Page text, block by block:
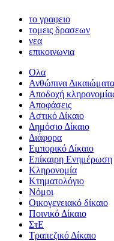
το γραφειο
τομεις δρασεων
νεα
επικοινωνια
Ολα
Ανθώπινα Δικαιώματα
Aποδοχή
Αποφάσεις
Αστικό Δίκαιο
Δημόσιο Δίκαιο
Διάφορα
Εμπορικό Δίκαιο
Επίκαιρη Ενημέρωση
Kληρονομία
Κτηματολόγιο
Νόμοι
Οικογενειακό δίκαιο
Ποινικό Δίκαιο
ΣτΕ
Τραπεζικό Δίκαιο